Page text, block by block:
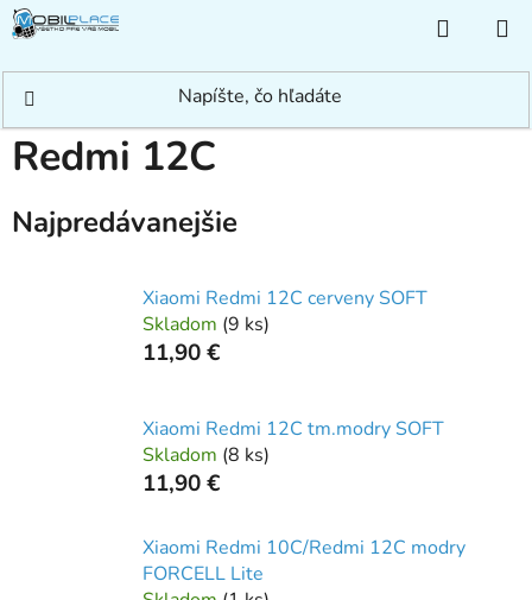
Prejsť
na
KOŠÍK
Xiaomi / Redmi / Redmi 12C
Redmi 12C
Najpredávanejšie
Xiaomi Redmi 12C cerveny SOFT
Skladom (9 ks)
11,90 €
Xiaomi Redmi 12C tm.modry SOFT
Skladom (8 ks)
11,90 €
Xiaomi Redmi 10C/Redmi 12C modry
FORCELL Lite